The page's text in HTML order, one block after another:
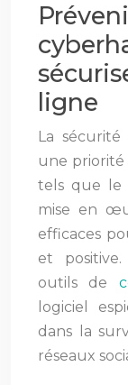
ligne
La
une priorité
tels que le
mise en
efficaces
et
outils de
logiciel
dans la
réseaux